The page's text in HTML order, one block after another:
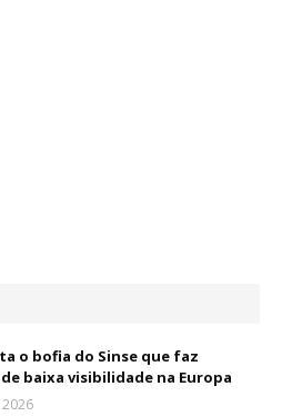
o bofia do Sinse que faz
baixa visibilidade na Europa